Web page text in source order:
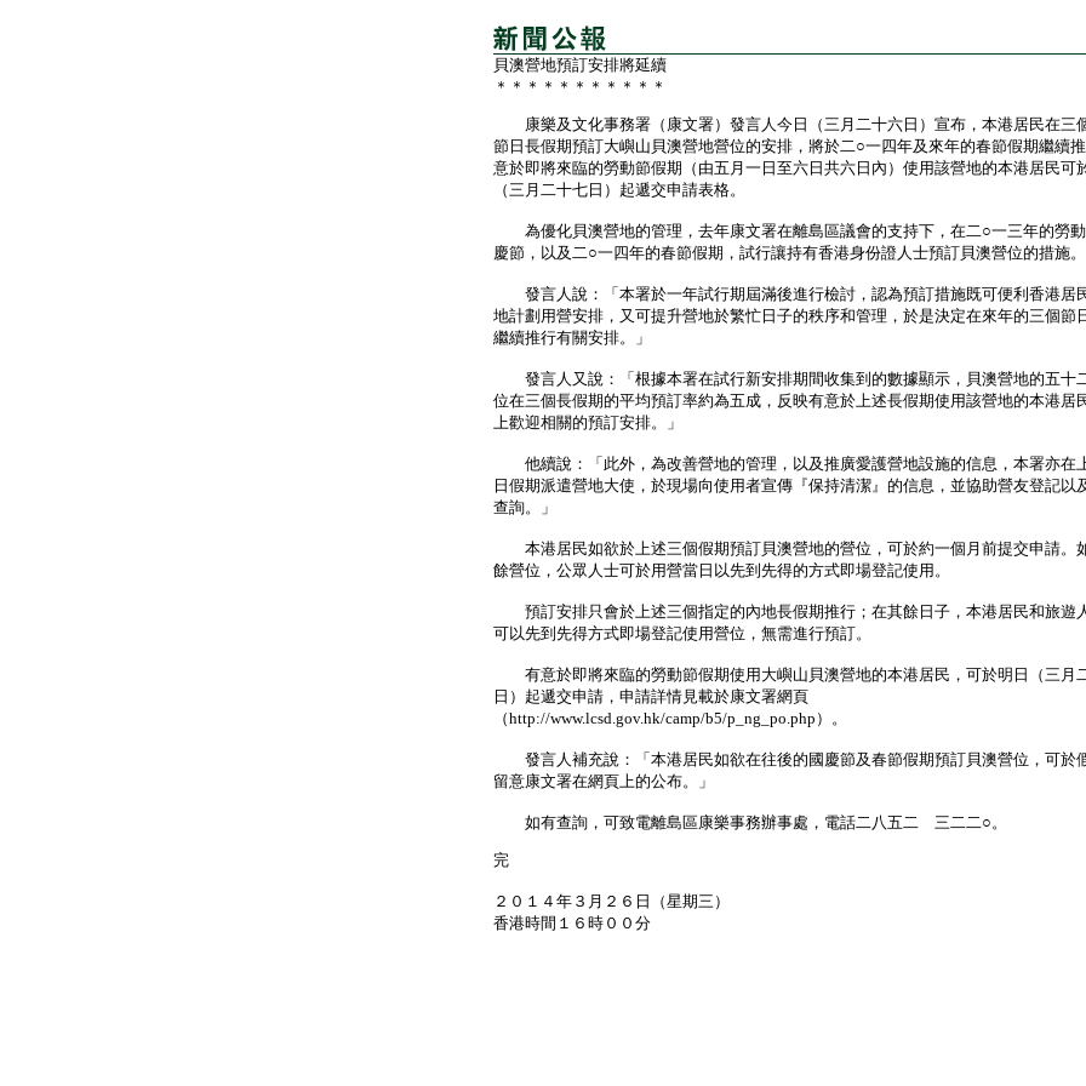
貝澳營地預訂安排將延續
＊＊＊＊＊＊＊＊＊＊＊
康樂及文化事務署（康文署）發言人今日（三月二十六日）宣布，本港居民在三
節日長假期預訂大嶼山貝澳營地營位的安排，將於二○一四年及來年的春節假期繼續
意於即將來臨的勞動節假期（由五月一日至六日共六日內）使用該營地的本港居民可
（三月二十七日）起遞交申請表格。
為優化貝澳營地的管理，去年康文署在離島區議會的支持下，在二○一三年的勞動
慶節，以及二○一四年的春節假期，試行讓持有香港身份證人士預訂貝澳營位的措施。
發言人說：「本署於一年試行期屆滿後進行檢討，認為預訂措施既可便利香港居
地計劃用營安排，又可提升營地於繁忙日子的秩序和管理，於是決定在來年的三個節
繼續推行有關安排。」
發言人又說：「根據本署在試行新安排期間收集到的數據顯示，貝澳營地的五十
位在三個長假期的平均預訂率約為五成，反映有意於上述長假期使用該營地的本港居
上歡迎相關的預訂安排。」
他續說：「此外，為改善營地的管理，以及推廣愛護營地設施的信息，本署亦在
日假期派遣營地大使，於現場向使用者宣傳『保持清潔』的信息，並協助營友登記以
查詢。」
本港居民如欲於上述三個假期預訂貝澳營地的營位，可於約一個月前提交申請。
餘營位，公眾人士可於用營當日以先到先得的方式即場登記使用。
預訂安排只會於上述三個指定的內地長假期推行；在其餘日子，本港居民和旅遊
可以先到先得方式即場登記使用營位，無需進行預訂。
有意於即將來臨的勞動節假期使用大嶼山貝澳營地的本港居民，可於明日（三月
日）起遞交申請，申請詳情見載於康文署網頁
（http://www.lcsd.gov.hk/camp/b5/p_ng_po.php）。
發言人補充說：「本港居民如欲在往後的國慶節及春節假期預訂貝澳營位，可於
留意康文署在網頁上的公布。」
如有查詢，可致電離島區康樂事務辦事處，電話二八五二 三二二○。
完
２０１４年３月２６日（星期三）
香港時間１６時００分